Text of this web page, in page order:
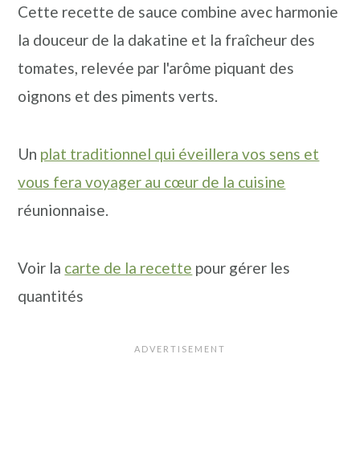
Cette recette de sauce combine avec harmonie
la douceur de la dakatine et la fraîcheur des
tomates, relevée par l'arôme piquant des
oignons et des piments verts.
Un plat traditionnel qui éveillera vos sens et
vous fera voyager au cœur de la cuisine
réunionnaise.
Voir la carte de la recette pour gérer les
quantités